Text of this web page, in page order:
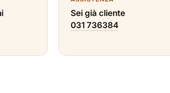
Sei già cliente
031 736384